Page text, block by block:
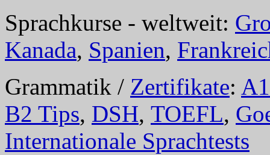
Sprachkurse - weltweit:
Kanada, Spanien,
Grammatik / Zertifikate: A1
B2 Tips, DSH, TOEFL,
Internationale Sprachtests